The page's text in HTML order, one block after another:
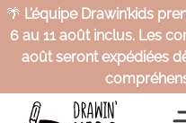
🌴 L’équipe Drawin’kids
6 au 11 août inclus. Les
août seront expédiées